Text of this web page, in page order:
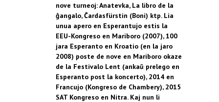
nove turneoj: Anatevka, La libro de la
ĝangalo, Ĉardasfürstin (Boni) ktp. Lia
unua apero en Esperantujo estis la
EEU-Kongreso en Mariboro (2007), 100
jara Esperanto en Kroatio (en la jaro
2008) poste de nove en Mariboro okaze
de la Festivalo Lent (ankaŭ prelego en
Esperanto post la koncerto), 2014 en
Francujo (Kongreso de Chambery), 2015
SAT Kongreso en Nitra. Kaj nun li